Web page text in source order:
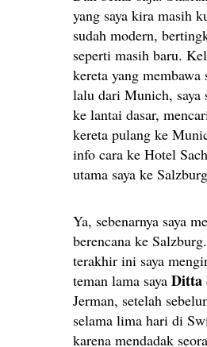
yang saya kira masih
sudah modern,
seperti masih baru.
kereta yang membawa
lalu dari Munich, saya
ke lantai dasar,
kereta pulang ke
info cara ke Hotel
utama saya ke
Ya, sebenarnya saya
berencana ke
terakhir ini saya
teman lama saya Ditta
Jerman, setelah
selama lima hari di
karena mendadak